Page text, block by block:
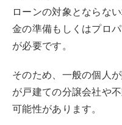
ローンの対象とならな
金の準備もしくはプロ
が必要です。
そのため、一般の個人
が戸建ての分譲会社や
可能性があります。